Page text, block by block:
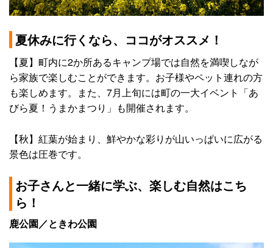
夏休みに行くなら、ココがオススメ！
【夏】町内に2か所あるキャンプ場では自然を満喫しなが
ら家族で楽しむことができます。お子様やペット連れの方
も楽しめます。また、7月上旬には町の一大イベント「あ
びら夏！うまかまつり」も開催されます。
【秋】紅葉が始まり、鮮やかな彩りが山いっぱいに広がる
景色は圧巻です。
お子さんと一緒に学ぶ、楽しむ自然はこち
ら！
鹿公園／ときわ公園